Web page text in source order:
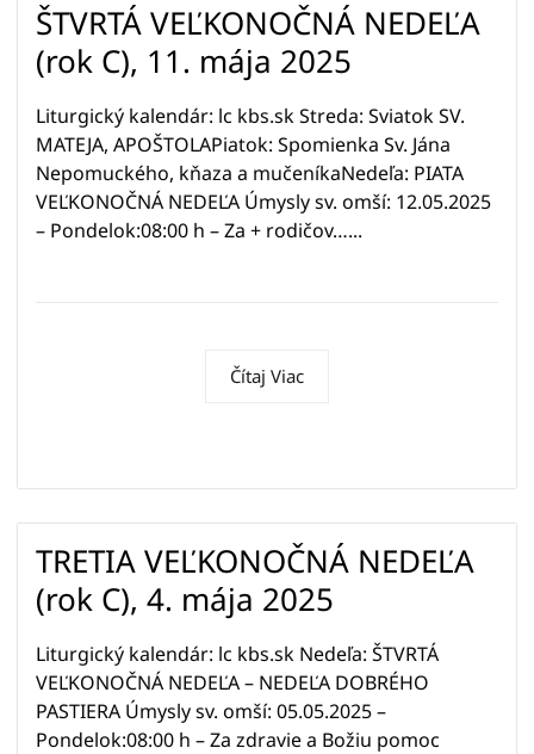
ŠTVRTÁ VEĽKONOČNÁ NEDEĽA
(rok C), 11. mája 2025
Liturgický kalendár: lc kbs.sk Streda: Sviatok SV.
MATEJA, APOŠTOLAPiatok: Spomienka Sv. Jána
Nepomuckého, kňaza a mučeníkaNedeľa: PIATA
VEĽKONOČNÁ NEDEĽA Úmysly sv. omší: 12.05.2025
– Pondelok:08:00 h – Za + rodičov…...
Čítaj Viac
TRETIA VEĽKONOČNÁ NEDEĽA
(rok C), 4. mája 2025
Liturgický kalendár: lc kbs.sk Nedeľa: ŠTVRTÁ
VEĽKONOČNÁ NEDEĽA – NEDEĽA DOBRÉHO
PASTIERA Úmysly sv. omší: 05.05.2025 –
Pondelok:08:00 h – Za zdravie a Božiu pomoc